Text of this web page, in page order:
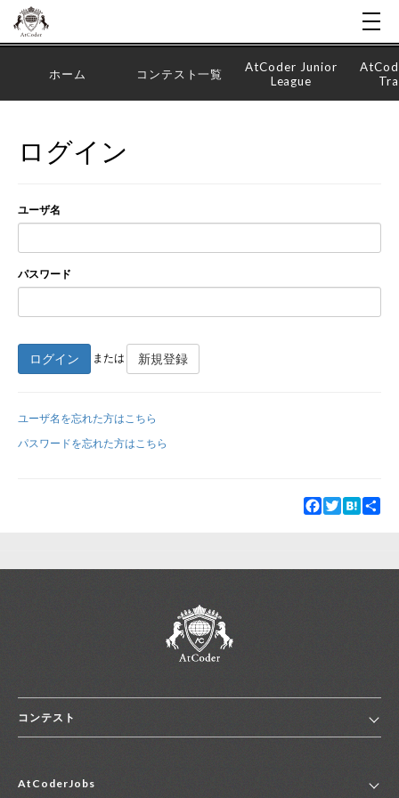
新規登録
ホーム コンテスト一覧
AtCoder Junior
League
ログイン
ユーザ名
パスワード
ログイン または 新規登録
ユーザ名を忘れた方はこちら
パスワードを忘れた方はこちら
Facebook
TwitterHatena
コンテスト
コンテスト一覧
AtCoderJobs